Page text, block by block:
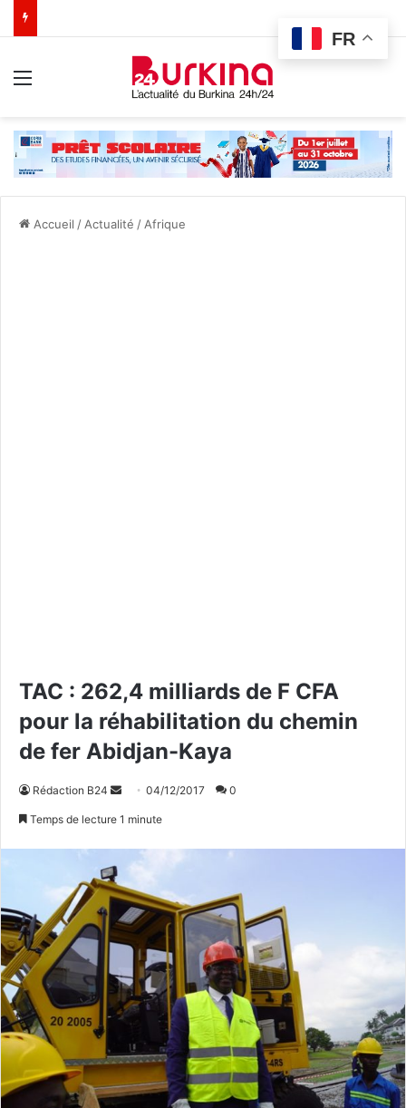
Accueil / Actualité / Afrique
TAC : 262,4 milliards de F CFA
pour la réhabilitation du chemin
de fer Abidjan-Kaya
Rédaction B24
e
r
u
c
o
r
i
04/12/2017 0
Temps de lecture 1 minute
FR